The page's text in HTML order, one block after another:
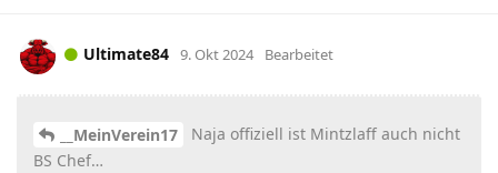
Ultimate84 9. Okt 2024 Bearbeitet
__MeinVerein17
Naja offiziell ist Mintzlaff auch nicht
BS Chef…